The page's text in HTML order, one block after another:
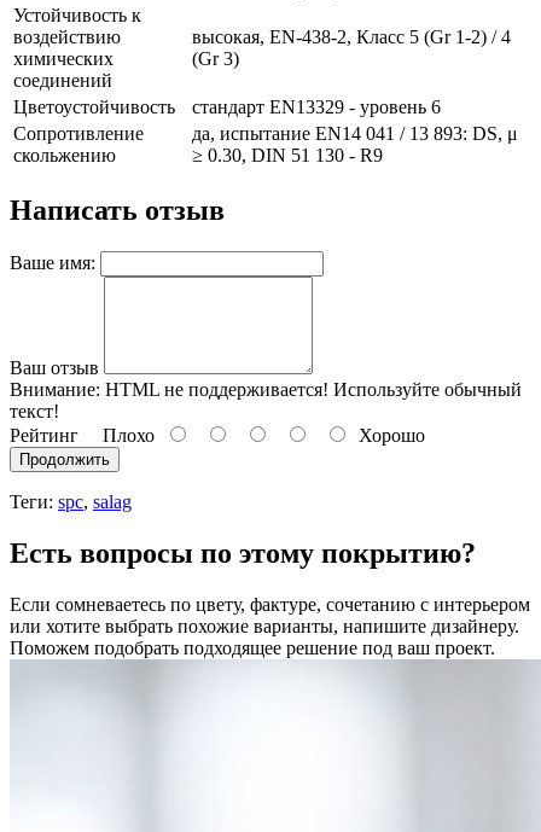
Устойчивость к
воздействию
химических
соединений
высокая, EN-438-2, Класс 5 (Gr 1-2) / 4
(Gr 3)
Цветоустойчивость
стандарт EN13329 - уровень 6
Сопротивление
скольжению
да, испытание EN14 041 / 13 893: DS, μ
≥ 0.30, DIN 51 130 - R9
Написать отзыв
Ваше имя:
Ваш отзыв
Внимание: HTML не поддерживается! Используйте обычный
текст!
Рейтинг Плохо Хорошо
Продолжить
Теги: spc, salag
Есть вопросы по этому покрытию?
Если сомневаетесь по цвету, фактуре, сочетанию с интерьером
или хотите выбрать похожие варианты, напишите дизайнеру.
Поможем подобрать подходящее решение под ваш проект.